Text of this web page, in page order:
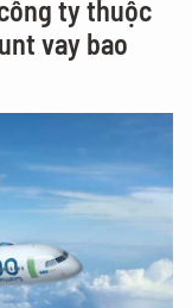
ty thuộc
vay bao